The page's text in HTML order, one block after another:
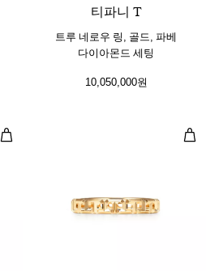
티파니 T
트루 네로우 링, 골드, 파베
다이아몬드 세팅
10,050,000원
트루 와이드 링, 옐로우 골드 트